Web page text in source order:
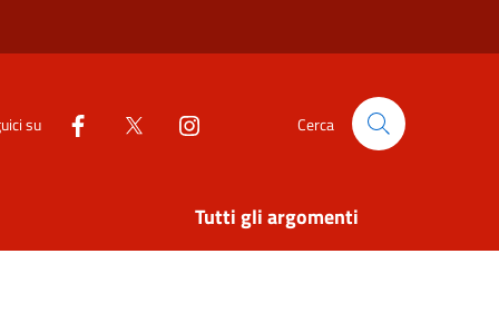
su Cerca
Tutti gli argomenti